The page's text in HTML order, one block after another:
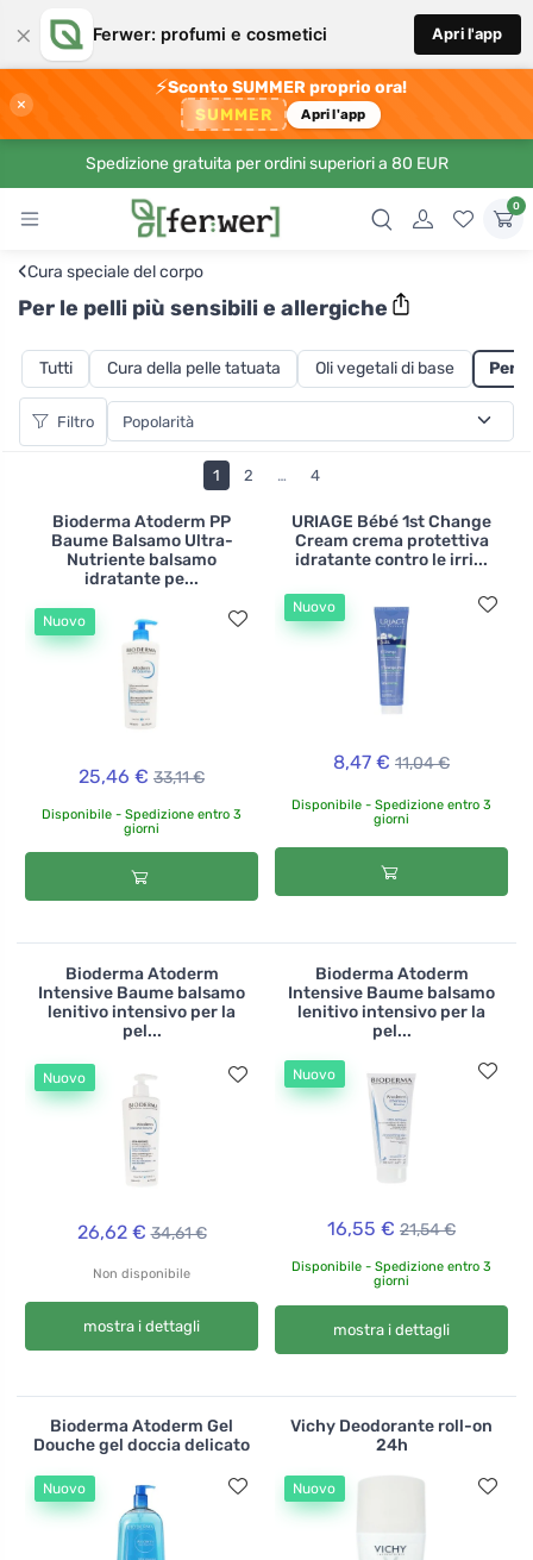
× Ferwer: profumi e cosmetici Apri l'app
×
⚡Sconto SUMMER proprio ora!
SUMMER Apri l'app
Spedizione gratuita per ordini superiori a 80 EUR
0
‹Cura speciale del corpo
Per le pelli più sensibili e allergiche
Tutti Cura della pelle tatuata Oli vegetali di base Per
Filtro
1 2 … 4
Bioderma Atoderm PP
Baume Balsamo Ultra-
Nutriente balsamo
idratante pe...
Nuovo
25,46 € 33,11 €
Disponibile - Spedizione entro 3
giorni
URIAGE Bébé 1st Change
Cream crema protettiva
idratante contro le irri...
Nuovo
8,47 € 11,04 €
Disponibile - Spedizione entro 3
giorni
Bioderma Atoderm
Intensive Baume balsamo
lenitivo intensivo per la
pel...
Nuovo
26,62 € 34,61 €
Non disponibile
mostra i dettagli
Bioderma Atoderm
Intensive Baume balsamo
lenitivo intensivo per la
pel...
Nuovo
16,55 € 21,54 €
Disponibile - Spedizione entro 3
giorni
mostra i dettagli
Bioderma Atoderm Gel
Douche gel doccia delicato
Nuovo
Vichy Deodorante roll-on
24h
Nuovo